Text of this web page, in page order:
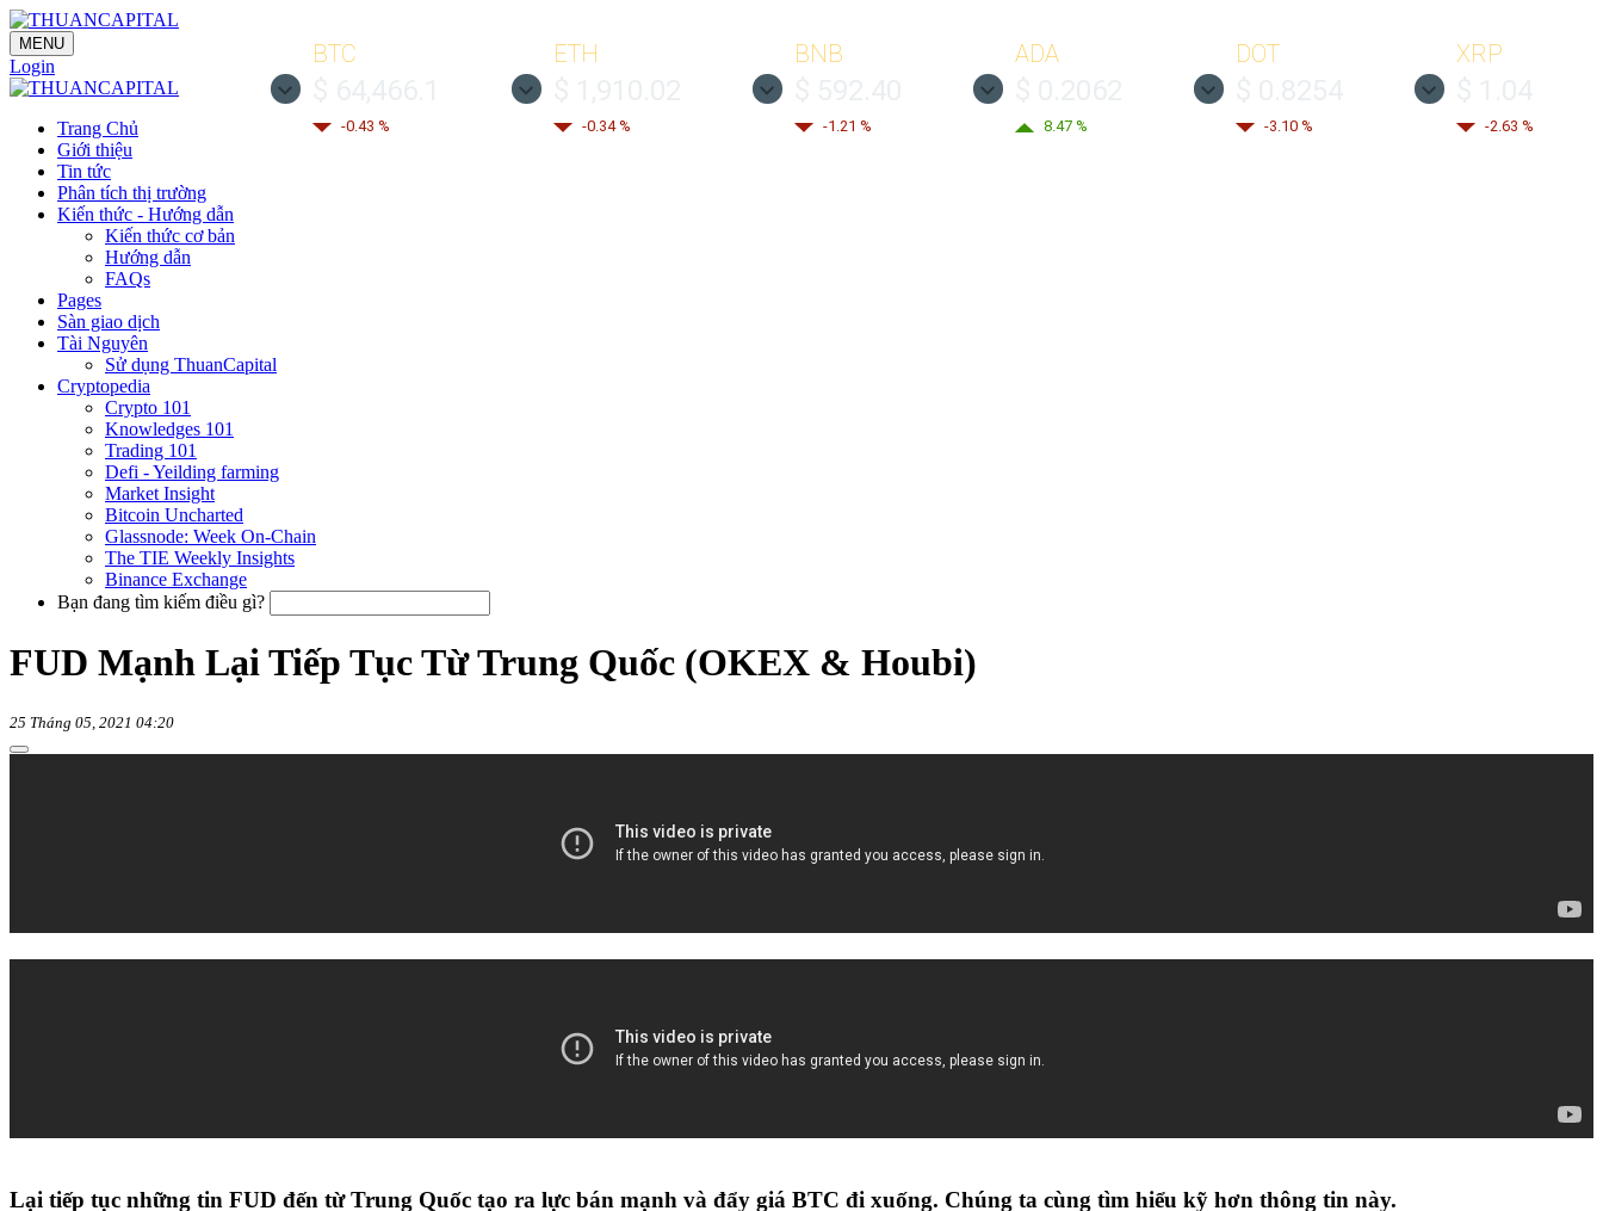
BTC
-0.43 %
ETH
-0.34 %
BNB
-1.21 %
ADA
8.47 %
DOT
-3.10 %
XRP
-2.63 %
MENU
Login
Trang Chủ
Giới thiệu
Tin tức
Phân tích thị trường
Kiến thức - Hướng dẫn
Kiến thức cơ bản
Hướng dẫn
FAQs
Pages
Sàn giao dịch
Tài Nguyên
Sử dụng ThuanCapital
Cryptopedia
Crypto 101
Knowledges 101
Trading 101
Defi - Yeilding farming
Market Insight
Bitcoin Uncharted
Glassnode: Week On-Chain
The TIE Weekly Insights
Binance Exchange
Bạn đang tìm kiếm điều gì?
FUD Mạnh Lại Tiếp Tục Từ Trung Quốc (OKEX & Houbi)
25 Tháng 05, 2021 04:20
Lại tiếp tục những tin FUD đến từ Trung Quốc tạo ra lực bán mạnh và đẩy giá BTC đi xuống. Chúng ta cùng tìm hiểu kỹ hơn thông tin này.